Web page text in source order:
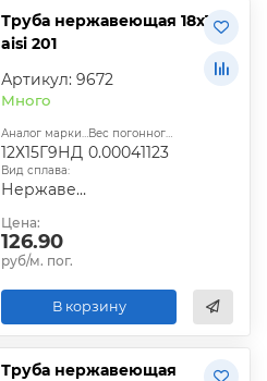
Труба нержавеющая 18х1
aisi 201
Артикул: 9672
Много
Аналог марки стали:
12Х15Г9НД
Вес погонного метра, т.:
0.00041123
Вид сплава:
Нержавеющий
Цена:
126.90
руб/м. пог.
В корзину
Труба нержавеющая